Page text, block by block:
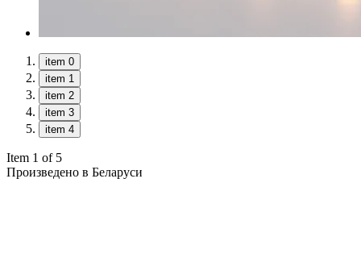
item 0
item 1
item 2
item 3
item 4
Item 1 of 5
Произведено в Беларуси